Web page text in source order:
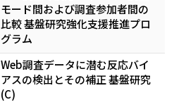
モード間および調査参加者間の
比較 基盤研究強化支援推進プロ
グラム
Web調査データに潜む反応バイ
アスの検出とその補正 基盤研究
(C)